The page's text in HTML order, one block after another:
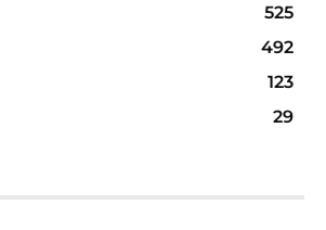
525
492
123
29